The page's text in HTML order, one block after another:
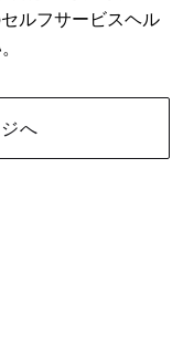
ルフサービスヘル
へ